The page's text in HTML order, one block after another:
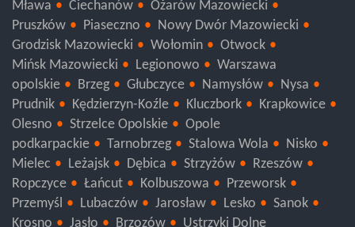
Mława
Ciechanów
Ożarów Mazowiecki
Pruszków
Piaseczno
Nowy Dwór Mazowiecki
Grodzisk Mazowiecki
Wołomin
Otwock
Mińsk Mazowiecki
Legionowo
Warszawa
opolskie
Brzeg Głubczyce Namysłów
Nysa
Prudnik
Kędzierzyn-Koźle Kluczbork
Krapkowice
Olesno
Strzelce Opolskie
Opole
podkarpackie
Tarnobrzeg Stalowa Wola
Nisko
Mielec
Leżajsk Dębica Strzyżów
Rzeszów
Ropczyce
Łańcut Kolbuszowa
Przeworsk
Przemyśl
Lubaczów Jarosław Lesko
Sanok